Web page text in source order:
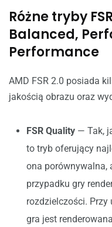
Różne tryby
Balanced,
Performance
AMD FSR 2.0 posiada
jakością obrazu oraz
FSR Quality — Tak,
to tryb oferujący
ona porównywalna,
przypadku gry
rozdzielczości. Przy
gra jest